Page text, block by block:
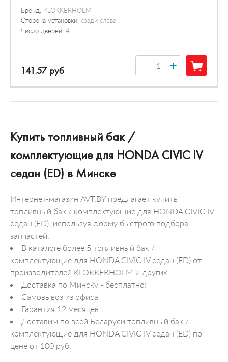
Бренд: KLOKKERHOLM
Сторона установки: сзади слева
Число дверей: 4
141.57 руб +
Купить топливный бак /
комплектующие для HONDA CIVIC IV
седан (ED) в Минске
Интернет-магазин AVT.BY предлагает купить
топливный бак / комплектующие для HONDA CIVIC IV
седан (ED), используя форму быстрого подбора
запчастей.
В каталоге более 5 топливный бак /
комплектующие для HONDA CIVIC IV седан (ED) от
производителей KLOKKERHOLM и других
Доставка по Минску - бесплатно!
Самовывоз из офиса
Гарантия 12 месяцев
Доставим по всей Беларуси топливный бак /
комплектующие для HONDA CIVIC IV седан (ED) по
цене от 100 руб.